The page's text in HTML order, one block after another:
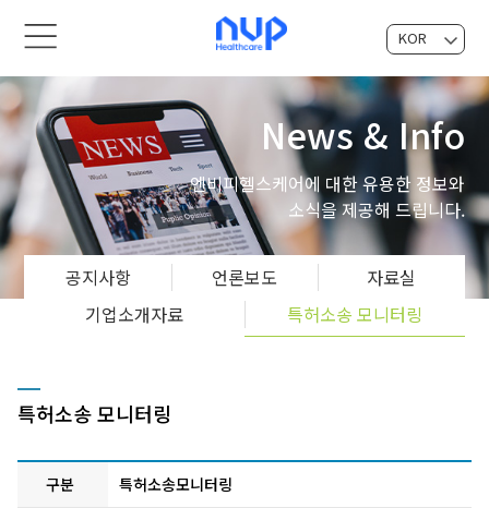
KOR
News & Info
엔비피헬스케어에 대한 유용한 정보와
소식을 제공해 드립니다.
공지사항 언론보도
자료실
기업소개자료
특허소송 모니터링
특허소송 모니터링
구분 특허소송모니터링